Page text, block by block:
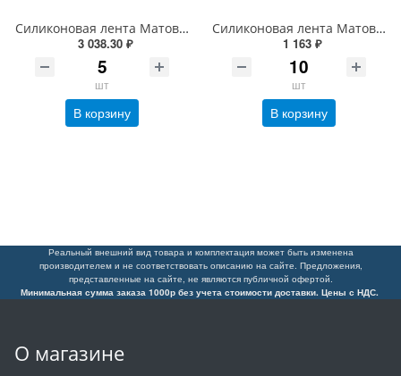
Силиконовая лента Матовая 40 мм*100 м втулка 76 Премиум (для вшивных ярлыков)
3 038.30 ₽
шт
В корзину
Силиконовая лента Матовая 30мм*45 м, 76мм втулка (для вшивных ярлыков)
1 163 ₽
шт
В корзину
Реальный внешний вид товара и комплектация может быть изменена
производителем и не соответствовать описанию на сайте. Предложения,
представленные на сайте, не являются публичной офертой.
Минимальная сумма заказа 1000р без учета стоимости доставки. Цены с НДС.
О магазине